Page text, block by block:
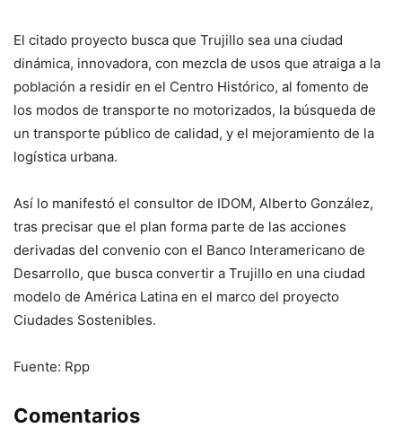
El citado proyecto busca que Trujillo sea una ciudad
dinámica, innovadora, con mezcla de usos que atraiga a la
población a residir en el Centro Histórico, al fomento de
los modos de transporte no motorizados, la búsqueda de
un transporte público de calidad, y el mejoramiento de la
logística urbana.
Así lo manifestó el consultor de IDOM, Alberto González,
tras precisar que el plan forma parte de las acciones
derivadas del convenio con el Banco Interamericano de
Desarrollo, que busca convertir a Trujillo en una ciudad
modelo de América Latina en el marco del proyecto
Ciudades Sostenibles.
Fuente: Rpp
Comentarios